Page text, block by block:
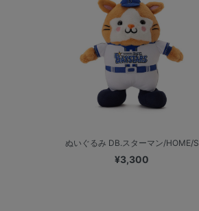
ぬいぐるみ DB.スターマン/HOME/S
¥3,300